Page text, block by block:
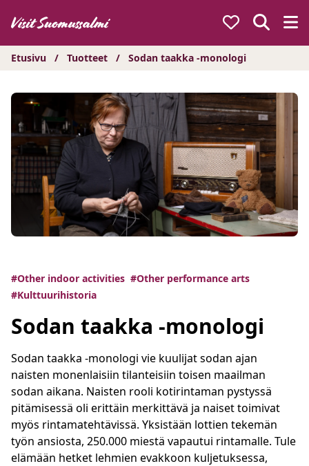
sisältöön
Etusivu / Tuotteet / Sodan taakka -monologi
#Other indoor activities #Other performance arts
#Kulttuurihistoria
Sodan taakka -monologi
Sodan taakka -monologi vie kuulijat sodan ajan
naisten monenlaisiin tilanteisiin toisen maailman
sodan aikana. Naisten rooli kotirintaman pystyssä
pitämisessä oli erittäin merkittävä ja naiset toimivat
myös rintamatehtävissä. Yksistään lottien tekemän
työn ansiosta, 250.000 miestä vapautui rintamalle. Tule
elämään hetket lehmien evakkoon kuljetuksessa,